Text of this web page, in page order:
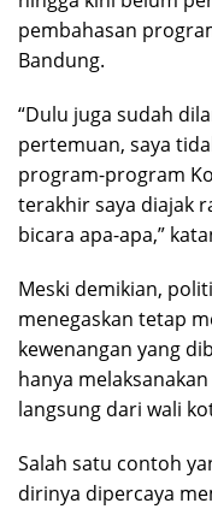
pembahasan
Bandung.
“Dulu juga sudah
pertemuan, saya
program-program
terakhir saya diajak
bicara apa-apa,”
Meski demikian,
menegaskan tetap
kewenangan yang
hanya
langsung dari wali
Salah satu contoh
dirinya dipercaya